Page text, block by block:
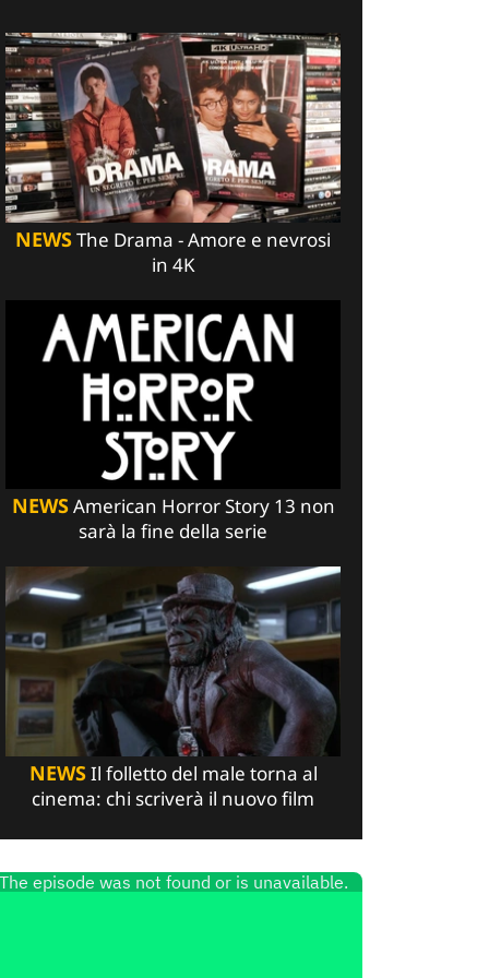
NEWSThe Drama - Amore e nevrosi
in 4K
NEWSAmerican Horror Story 13 non
sarà la fine della serie
NEWSIl folletto del male torna al
cinema: chi scriverà il nuovo film